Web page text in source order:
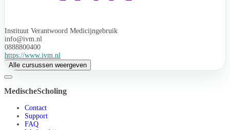
Instituut Verantwoord Medicijngebruik
info@ivm.nl
0888800400
https://www.ivm.nl
Alle cursussen weergeven
MedischeScholing
Contact
Support
FAQ